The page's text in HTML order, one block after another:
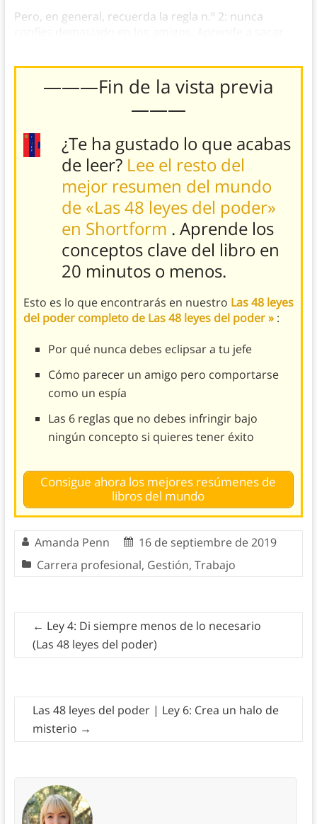
Pero, en general, recuerda la regla n.º 2: nunca
———Fin de la vista previa
———
¿Te ha gustado lo que acabas
de leer? Lee el resto del
mejor resumen del mundo
de «Las 48 leyes del poder»
en Shortform . Aprende los
conceptos clave del libro en
20 minutos o menos.
Esto es lo que encontrarás en nuestro Las 48 leyes
del poder completo de Las 48 leyes del poder » :
Por qué nunca debes eclipsar a tu jefe
Cómo parecer un amigo pero comportarse
como un espía
Las 6 reglas que no debes infringir bajo
ningún concepto si quieres tener éxito
Consigue ahora los mejores resúmenes de
libros del mundo
Amanda Penn
16 de septiembre de 2019
Carrera profesional, Gestión, Trabajo
← Ley 4: Di siempre menos de lo necesario
(Las 48 leyes del poder)
Las 48 leyes del poder | Ley 6: Crea un halo de
misterio →